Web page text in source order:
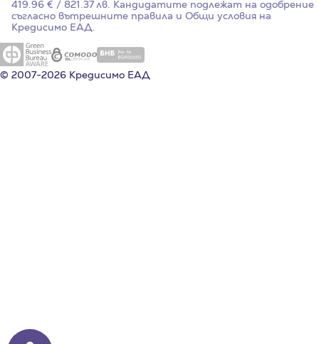
419.96 € / 821.37 лв. Кандидатите подлежат на одобрение
съгласно вътрешните правила и Общи условия на
Кредисимо ЕАД.
© 2007-2026 Кредисимо ЕАД